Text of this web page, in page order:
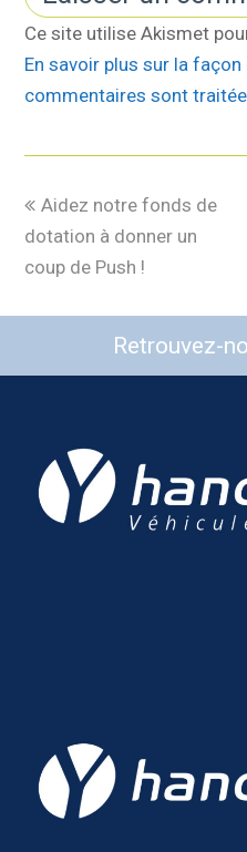
Ce site utilise Akismet
En savoir plus sur la
commentaires sont
Aidez notre fonds de
dotation à donner un
coup de Push !
Retrouvez-